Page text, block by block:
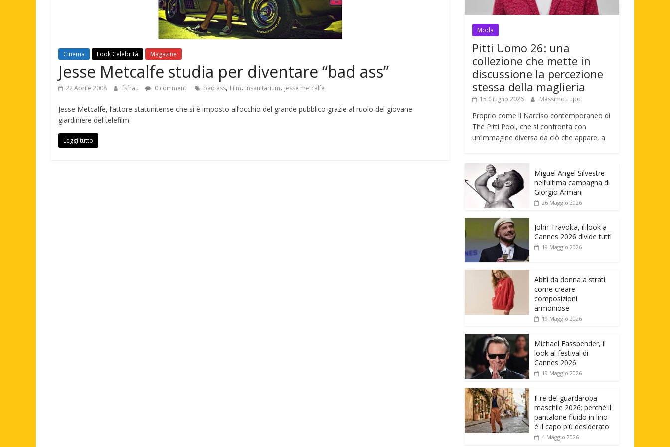
Cinema Look Celebrità Magazine
Jesse Metcalfe studia per diventare “bad ass”
22 Aprile 2008 fsfrau 0 commenti bad ass, Film, Insanitarium, jesse metcalfe
Jesse Metcalfe, l’attore statunitense che si è imposto all’occhio del grande pubblico grazie al ruolo del giovane
giardiniere del telefilm
Leggi tutto
Moda
Pitti Uomo 26: una
collezione che mette in
discussione la percezione
stessa della maglieria
15 Giugno 2026 Massimo Lupo
Proprio come il Narciso contemporaneo di
The Pitti Pool, che si confronta con
un’immagine diversa da ciò che appare, a
Miguel Angel Silvestre
nell’ultima campagna di
Giorgio Armani
26 Maggio 2026
John Travolta, il look a
Cannes 2026 divide tutti
19 Maggio 2026
Abiti da donna a strati:
come creare
composizioni
armoniose
19 Maggio 2026
Michael Fassbender, il
look al festival di
Cannes 2026
19 Maggio 2026
Il re del guardaroba
maschile 2026: perché il
pantalone fluido in lino
è il capo più desiderato
4 Maggio 2026